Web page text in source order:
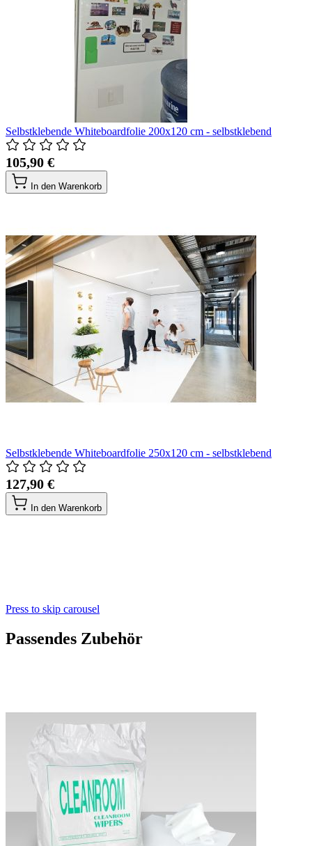
Selbstklebende Whiteboardfolie 200x120 cm - selbstklebend
105,90 €
In den Warenkorb
Selbstklebende Whiteboardfolie 250x120 cm - selbstklebend
127,90 €
In den Warenkorb
Press to skip carousel
Passendes Zubehör